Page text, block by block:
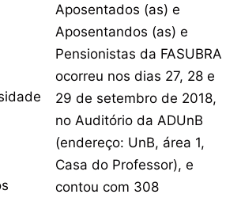
Aposentados (as) e
Aposentandos (as) e
Pensionistas da FASUBRA
ocorreu nos dias 27, 28 e
29 de setembro de 2018,
no Auditório da ADUnB
(endereço: UnB, área 1,
Casa do Professor), e
contou com 308